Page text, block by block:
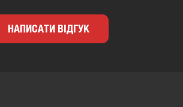
НАПИСАТИ ВІДГУК